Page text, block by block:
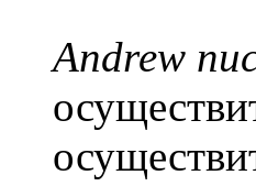
Andrew